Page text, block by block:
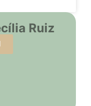
Ruiz